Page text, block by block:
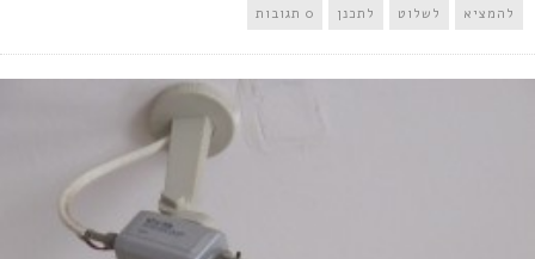
להמציא לשלוט לתכנן 0 תגובות